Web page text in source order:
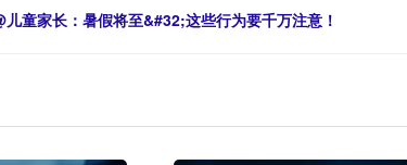
儿童家长：暑假将至&#32;这些行为要千万注意！